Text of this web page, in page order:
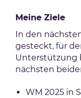
Meine Ziele
In den
gesteckt, für
Unterstützung
nächsten
WM 2025 in